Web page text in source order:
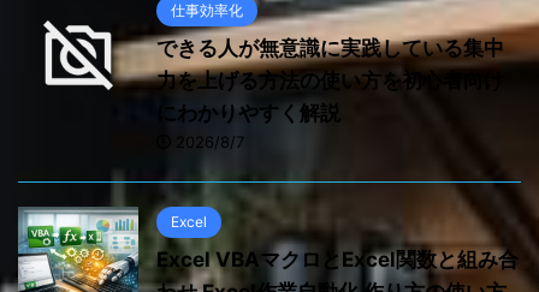
仕事効率化
できる人が無意識に実践している集中
力を上げる方法の使い方を初心者向け
にわかりやすく解説
2026/8/7
Excel
Excel VBAマクロとExcel関数と組み合